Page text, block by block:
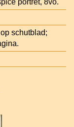
schutblad;